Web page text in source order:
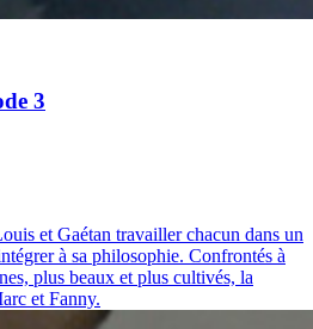
3
et Gaétan travailler chacun dans un
à sa philosophie. Confrontés à
plus beaux et plus cultivés, la
et Fanny.